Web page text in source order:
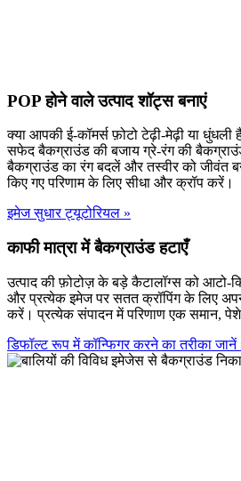
POP होने वाले उत्पाद शॉट्स बनाएं
क्या आपकी ई-कॉमर्स फ़ोटो टेढ़ी-मेढ़ी या धुंधली
सफेद बैकग्राउंड की बजाय ग्रे-रंग की
बैकग्राउंड का रंग बदलें और तस्वीर को जीवंत
किए गए परिणाम के लिए सीधा और क्रॉप करें।
इमेज सुधार ट्यूटोरियल »
काफी मात्रा में बैकग्राउंड हटाएँ
उत्पाद की फ़ोटोज़ के बड़े कैटालॉग्स को आटो-
और प्रत्येक इमेज पर सतत क्रॉपिंग के लिए
करें। प्रत्येक संपादन में परिणाण एक समान,
डिफॉल्ट रूप में कॉन्फिगर करने का तरीका जानें